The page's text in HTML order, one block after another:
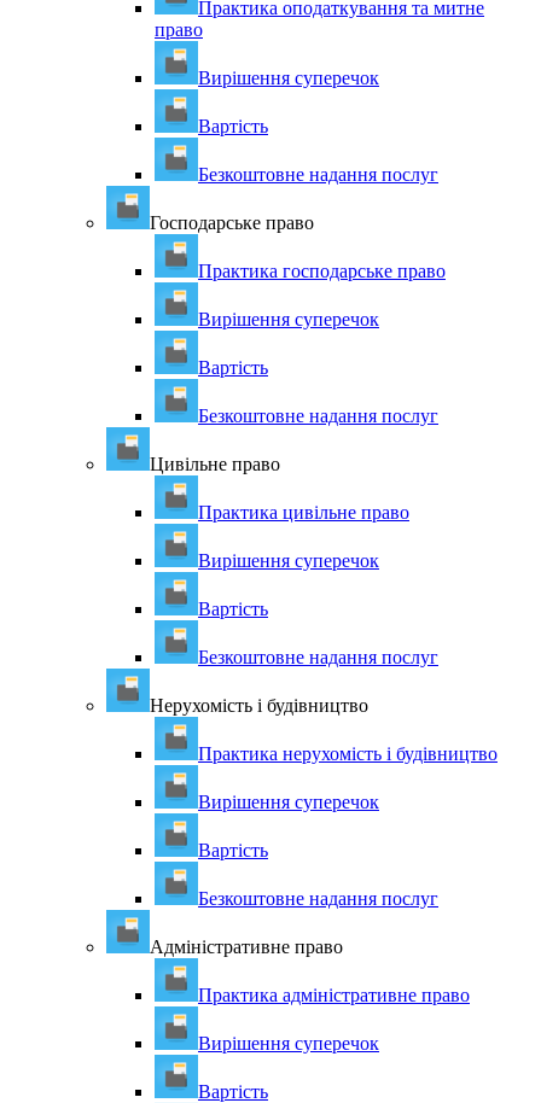
Практика оподаткування та митне
право
Вирішення суперечок
Вартість
Безкоштовне надання послуг
Господарське право
Практика господарське право
Вирішення суперечок
Вартість
Безкоштовне надання послуг
Цивільне право
Практика цивільне право
Вирішення суперечок
Вартість
Безкоштовне надання послуг
Нерухомість і будівництво
Практика нерухомість і будівництво
Вирішення суперечок
Вартість
Безкоштовне надання послуг
Адміністративне право
Практика адміністративне право
Вирішення суперечок
Вартість